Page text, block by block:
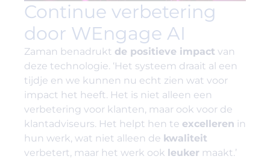
Continue verbetering
door WEngage AI
Zaman benadrukt de positieve impact van
deze technologie. ‘Het systeem draait al een
tijdje en we kunnen nu echt zien wat voor
impact het heeft. Het is niet alleen een
verbetering voor klanten, maar ook voor de
klantadviseurs. Het helpt hen te excelleren in
hun werk, wat niet alleen de kwaliteit
verbetert, maar het werk ook leuker maakt.’